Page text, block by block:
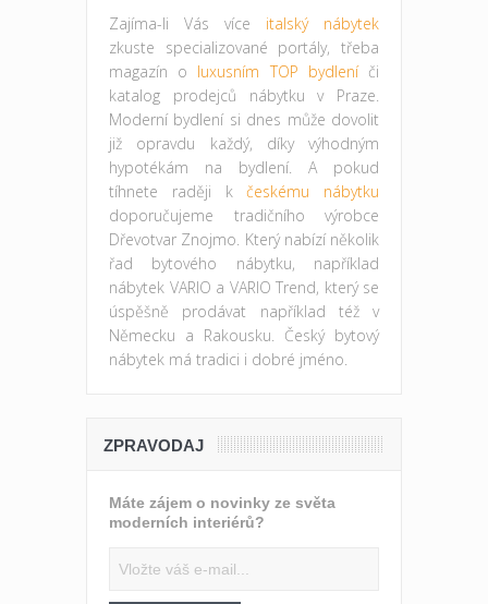
Zajíma-li Vás více italský nábytek
zkuste specializované portály, třeba
magazín o luxusním TOP bydleníči
katalog prodejců nábytku v Praze.
Moderní bydlení si dnes může dovolit
již opravdu každý, díky výhodným
hypotékám na bydlení. A pokud
tíhnete raději kčeskému nábytku
doporučujeme tradičního výrobce
Dřevotvar Znojmo. Který nabízí několik
řad bytového nábytku, například
nábytek VARIO a VARIO Trend, který se
úspěšně prodávat například též v
Německu a Rakousku. Český bytový
nábytek má tradici i dobré jméno.
ZPRAVODAJ
Máte zájem o novinky ze světa
moderních interiérů?